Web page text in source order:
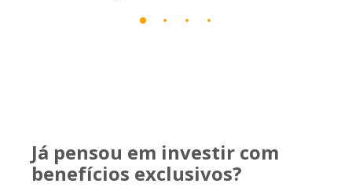
Já pensou em investir com
benefícios exclusivos?